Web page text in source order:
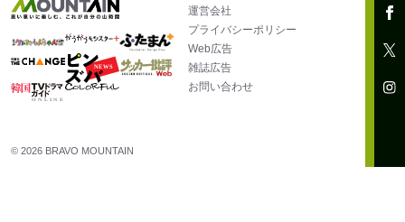
運営会社
プライバシーポリシー
Web広告
雑誌広告
お問い合わせ
© 2026 BRAVO MOUNTAIN